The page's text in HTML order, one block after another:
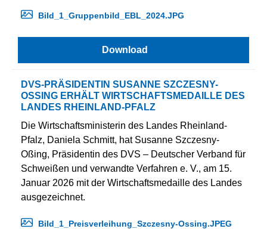
Bild_1_Gruppenbild_EBL_2024.JPG
Download
DVS-PRÄSIDENTIN SUSANNE SZCZESNY-
OSSING ERHÄLT WIRTSCHAFTSMEDAILLE DES L
ANDES RHEINLAND-PFALZ
Die Wirtschaftsministerin des Landes Rheinland-
Pfalz, Daniela Schmitt, hat Susanne Szczesny-
Oßing, Präsidentin des DVS – Deutscher Verband für
Schweißen und verwandte Verfahren e. V., am 15.
Januar 2026 mit der Wirtschaftsmedaille des Landes
ausgezeichnet.
Bild_1_Preisverleihung_Szczesny-Ossing.JPEG